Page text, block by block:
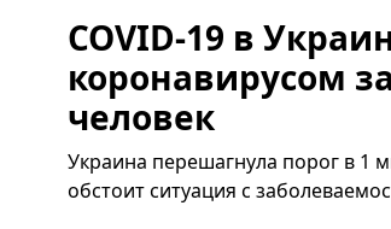
COVID-19 в
коронавирусом
человек
Украина перешагнула порог в 1
обстоит ситуация с